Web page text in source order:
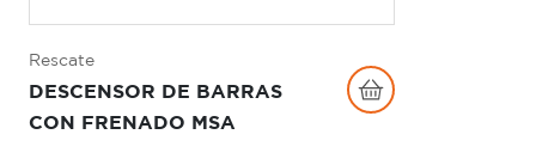
Rescate
DESCENSOR DE BARRAS
CON FRENADO MSA